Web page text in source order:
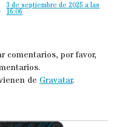
3 de septiembre de 2025 a las
16:06
comentarios, por favor,
de Gravatar.